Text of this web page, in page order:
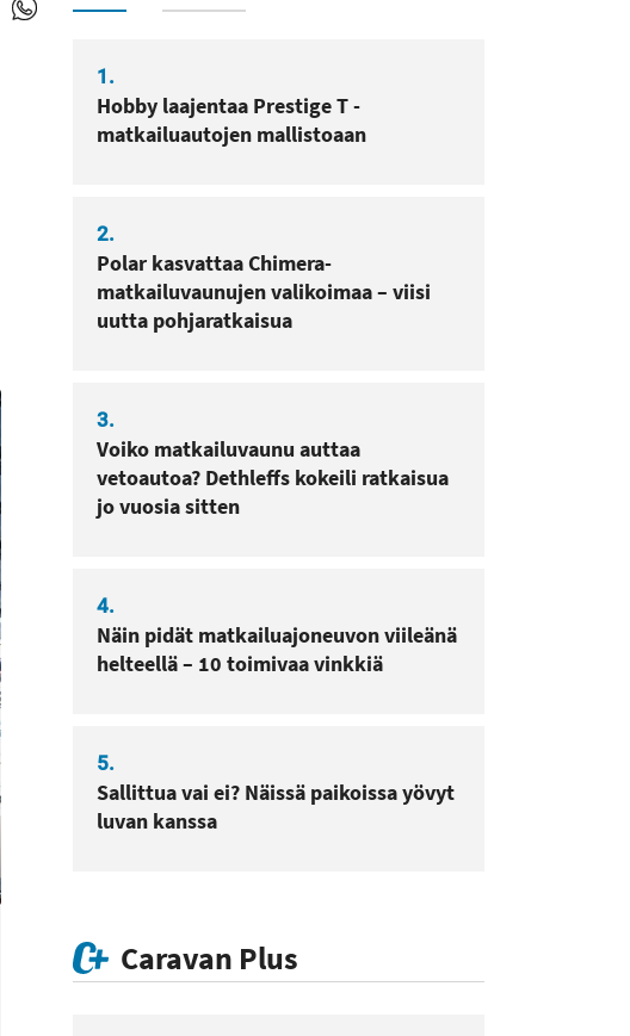
Jaa
1.
Hobby laajentaa Prestige T -
matkailuautojen mallistoaan
2.
Polar kasvattaa Chimera-
matkailuvaunujen valikoimaa – viisi
uutta pohjaratkaisua
3.
Voiko matkailuvaunu auttaa
vetoautoa? Dethleffs kokeili ratkaisua
jo vuosia sitten
4.
Näin pidät matkailuajoneuvon viileänä
helteellä – 10 toimivaa vinkkiä
5.
Sallittua vai ei? Näissä paikoissa yövyt
luvan kanssa
Caravan Plus